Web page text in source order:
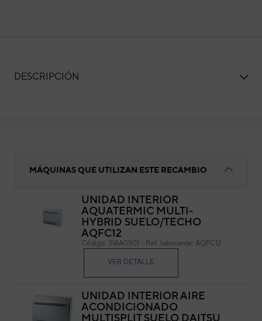
DESCRIPCIÓN
MÁQUINAS QUE UTILIZAN ESTE RECAMBIO
UNIDAD INTERIOR
AQUATERMIC MULTI-
HYBRID SUELO/TECHO
AQFC12
Código: 3IAA0501 - Ref. fabricante: AQFC12
VER DETALLE
UNIDAD INTERIOR AIRE
ACONDICIONADO
MULTISPLIT SUELO DAITSU